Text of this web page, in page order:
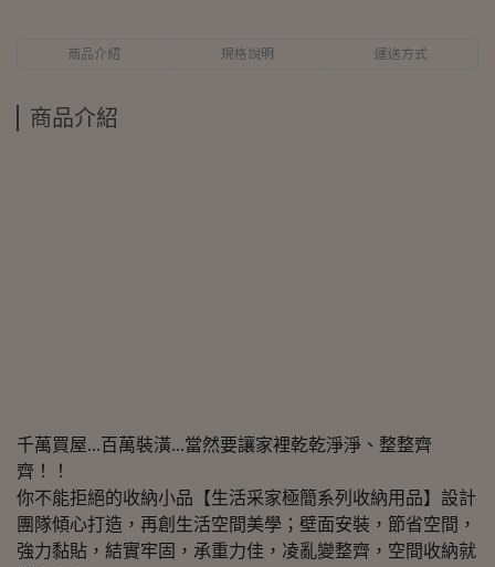
商品介紹 規格說明 運送方式
商品介紹
千萬買屋...百萬裝潢...當然要讓家裡乾乾淨淨、整整齊
齊！！
你不能拒絕的收納小品【生活采家極簡系列收納用品】設計
團隊傾心打造，再創生活空間美學；壁面安裝，節省空間，
強力黏貼，結實牢固，承重力佳，凌亂變整齊，空間收納就